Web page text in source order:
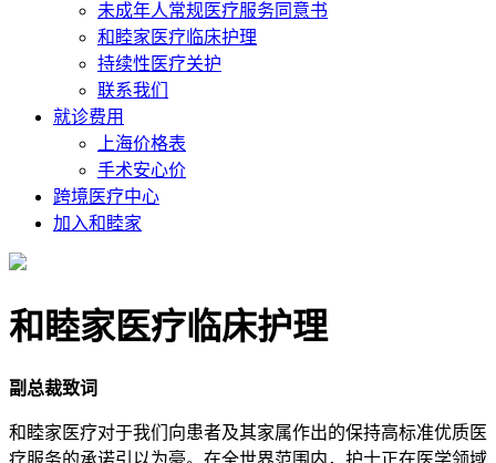
未成年人常规医疗服务同意书
和睦家医疗临床护理
持续性医疗关护
联系我们
就诊费用
上海价格表
手术安心价
跨境医疗中心
加入和睦家
和睦家医疗临床护理
副总裁致词
和睦家医疗对于我们向患者及其家属作出的保持高标准优质医
疗服务的承诺引以为豪。在全世界范围内，护士正在医学领域